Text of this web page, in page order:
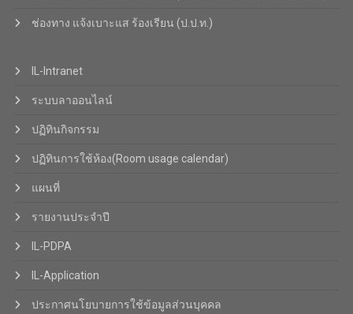
ช่องทาง แจ้งเบาะแส ร้องเรียน (ป.ป.ท.)
IL-Intranet
ระบบลาออนไลน์
ปฏิทินกิจกรรม
ปฏิทินการใช้ห้อง(Room usage calendar)
แผนที่
รายงานประจำปี
IL-PDPA
IL-Application
ประกาศนโยบายการใช้ข้อมูลส่วนบุคคล